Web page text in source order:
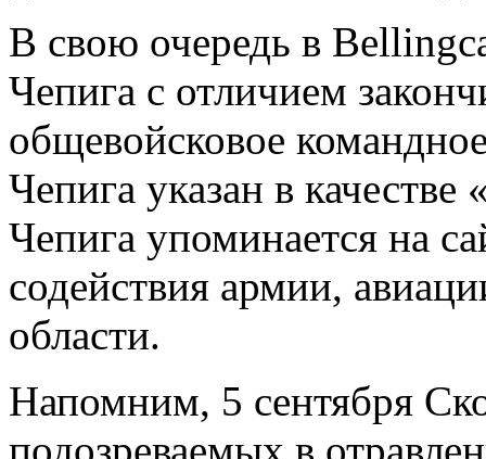
В свою очередь в
Чепига с отличием
общевойсковое
Чепига указан в
Чепига упоминается на
содействия армии,
области.
Напомним, 5 сентября
подозреваемых в